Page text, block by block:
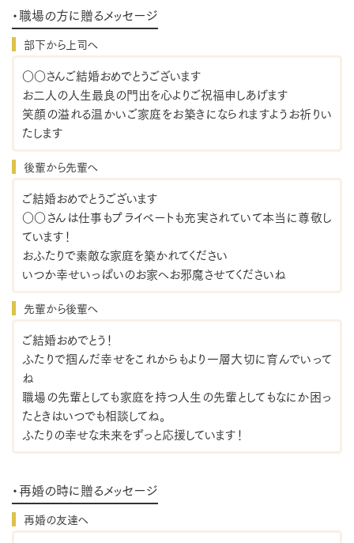
・職場の方に贈るメッセージ
部下から上司へ
○○さんご結婚おめでとうございます
お二人の人生最良の門出を心よりご祝福申しあげます
笑顔の溢れる温かいご家庭をお築きになられますようお祈りい
たします
後輩から先輩へ
ご結婚おめでとうございます
○○さんは仕事もプライベートも充実されていて本当に尊敬し
ています！
おふたりで素敵な家庭を築かれてください
いつか幸せいっぱいのお家へお邪魔させてくださいね
先輩から後輩へ
ご結婚おめでとう！
ふたりで掴んだ幸せをこれからもより一層大切に育んでいって
ね
職場の先輩としても家庭を持つ人生の先輩としてもなにか困っ
たときはいつでも相談してね。
ふたりの幸せな未来をずっと応援しています！
・再婚の時に贈るメッセージ
再婚の友達へ